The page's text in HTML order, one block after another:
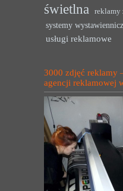
świetlna
reklamy
systemy
usługi reklamowe
3000 zdjęć reklamy
agencji reklamowej